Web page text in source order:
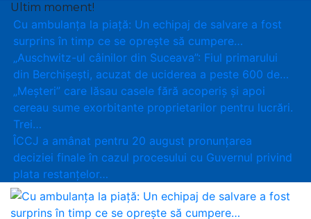
Ultim moment!
Cu ambulanța la piață: Un echipaj de salvare a fost
surprins în timp ce se oprește să cumpere…
„Auschwitz-ul câinilor din Suceava”: Fiul primarului
din Berchișești, acuzat de uciderea a peste 600 de…
„Meșteri” care lăsau casele fără acoperiș și apoi
cereau sume exorbitante proprietarilor pentru lucrări.
Trei…
ÎCCJ a amânat pentru 20 august pronunțarea
deciziei finale în cazul procesului cu Guvernul privind
plata restanțelor…